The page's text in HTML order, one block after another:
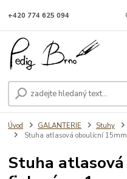
+420 774 625 094
Úvod GALANTERIE Stuhy
Stuha atlasová oboulícní
Stuha